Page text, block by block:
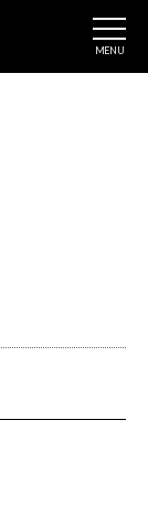
MENU